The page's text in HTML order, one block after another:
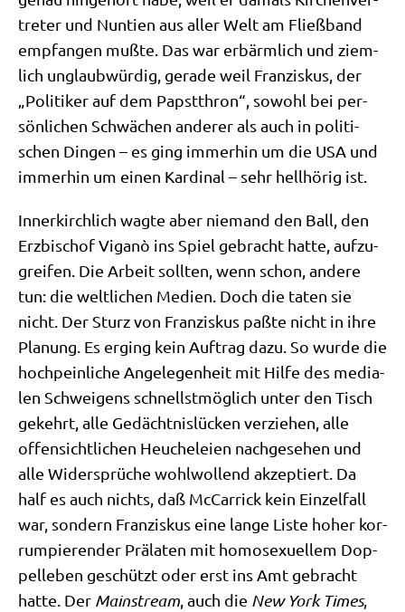
tre­ter und Nun­ti­en aus aller Welt am Fließ­band
emp­fan­gen muß­te. Das war erbärm­lich und ziem­
lich unglaub­wür­dig, gera­de weil Fran­zis­kus, der
„Poli­ti­ker auf dem Papst­thron“, sowohl bei per­
sön­li­chen Schwä­chen ande­rer als auch in poli­ti­
schen Din­gen – es ging immer­hin um die USA und
immer­hin um einen Kar­di­nal – sehr hell­hö­rig ist.
Inner­kirch­lich wag­te aber nie­mand den Ball, den
Erz­bi­schof Viganò ins Spiel gebracht hat­te, auf­zu­
grei­fen. Die Arbeit soll­ten, wenn schon, ande­re
tun: die welt­li­chen Medi­en. Doch die taten sie
nicht. Der Sturz von Fran­zis­kus paß­te nicht in ihre
Pla­nung. Es erging kein Auf­trag dazu. So wur­de die
hoch­pein­li­che Ange­le­gen­heit mit Hil­fe des media­
len Schwei­gens schnellst­mög­lich unter den Tisch
gekehrt, alle Gedächt­nis­lücken ver­zie­hen, alle
offen­sicht­li­chen Heu­che­lei­en nach­ge­se­hen und
alle Wider­sprü­che wohl­wol­lend akzep­tiert. Da
half es auch nichts, daß McCar­ri­ck kein Ein­zel­fall
war, son­dern Fran­zis­kus eine lan­ge Liste hoher kor­
rum­pie­ren­der Prä­la­ten mit homo­se­xu­el­lem Dop­
pel­le­ben geschützt oder erst ins Amt gebracht
hat­te. Der Main­stream, auch die New York Times,